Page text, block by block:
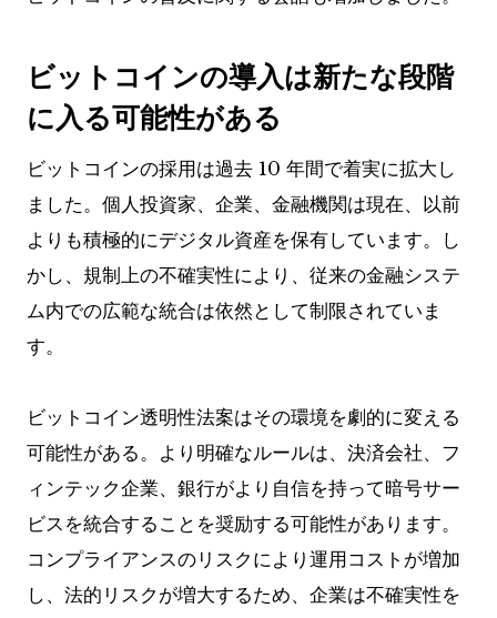
ビットコインの導入は新たな段階
に入る可能性がある
ビットコインの採用は過去 10 年間で着実に拡大し
ました。個人投資家、企業、金融機関は現在、以前
よりも積極的にデジタル資産を保有しています。し
かし、規制上の不確実性により、従来の金融システ
ム内での広範な統合は依然として制限されていま
す。
ビットコイン透明性法案はその環境を劇的に変える
可能性がある。より明確なルールは、決済会社、フ
ィンテック企業、銀行がより自信を持って暗号サー
ビスを統合することを奨励する可能性があります。
コンプライアンスのリスクにより運用コストが増加
し、法的リスクが増大するため、企業は不確実性を